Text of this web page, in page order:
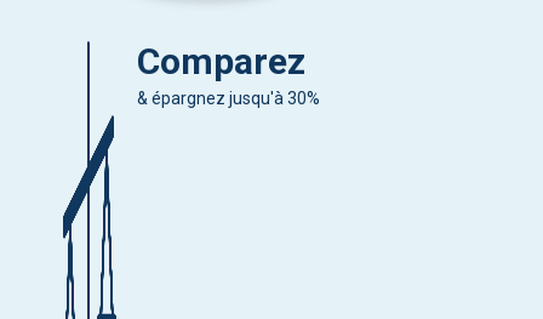
Comparez
& épargnez jusqu'à 30%